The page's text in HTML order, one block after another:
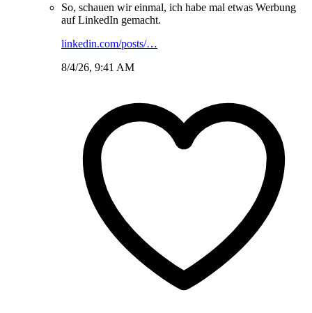
So, schauen wir einmal, ich habe mal etwas Werbung
auf LinkedIn gemacht.
linkedin.com/posts/…
8/4/26, 9:41 AM